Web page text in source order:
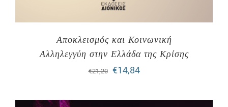
Αποκλεισμός και Κοινωνική
Αλληλεγγύη στην Ελλάδα της Κρίσης
€21,20
Original
€14,84Η